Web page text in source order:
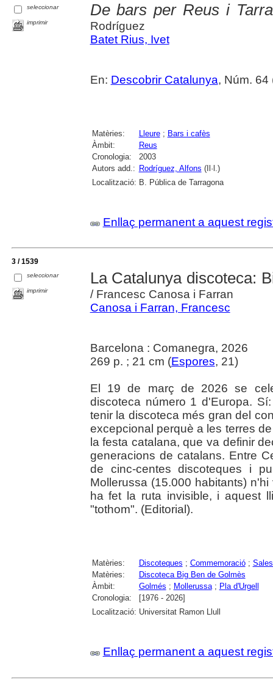
seleccionar
imprimir
De bars per Reus i
Rodríguez
Batet Rius, Ivet
En: Descobrir Catalunya, Núm. 64
Matèries: Lleure; Bars i cafès
Àmbit:
Reus
Cronologia:
2003
Autors add.: Rodríguez, Alfons (Il·l.)
Localització: B. Pública de Tarragona
Enllaç permanent a aquest
3 / 1539
seleccionar
imprimir
La Catalunya discoteca:
/ Francesc Canosa i Farran
Canosa i Farran, Francesc
Barcelona : Comanegra, 2026
269 p. ; 21 cm (Espores, 21)
El 19 de març de 2026 se
discoteca número 1 d'Europa.
tenir la discoteca més gran del
excepcional perquè a les terres
la festa catalana, que va definir
generacions de catalans. Entre
de cinc-centes discoteques i
Mollerussa (15.000 habitants)
ha fet la ruta invisible, i aquest
"tothom". (Editorial).
Matèries: Discoteques ; Commemoració;
Matèries:
Discoteca Big Ben de Golmès
Àmbit:
Golmés ; Mollerussa; Pla d'Urgell
Cronologia:
[1976 - 2026]
Localització: Universitat Ramon Llull
Enllaç permanent a aquest